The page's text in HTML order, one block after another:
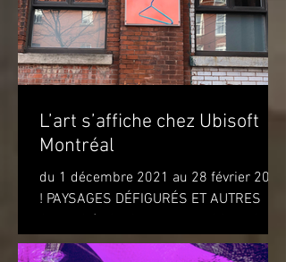
L’art s’affiche chez Ubisoft
Montréal
du 1 décembre 2021 au 28 février 2022
! PAYSAGES DÉFIGURÉS ET AUTRES
OBJETS (DISFIGURED LANDSCAPES
AND OTHER OBJECTS) de l'artiste...